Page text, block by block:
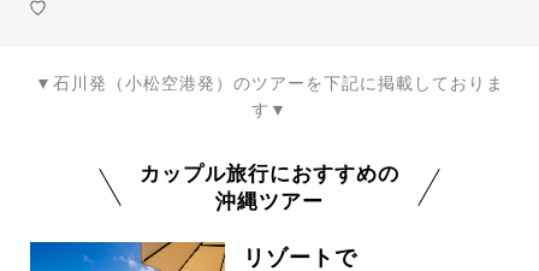
♡
▼石川発（小松空港発）のツアーを下記に掲載しておりま
す▼
カップル旅行におすすめの
沖縄ツアー
リゾートで